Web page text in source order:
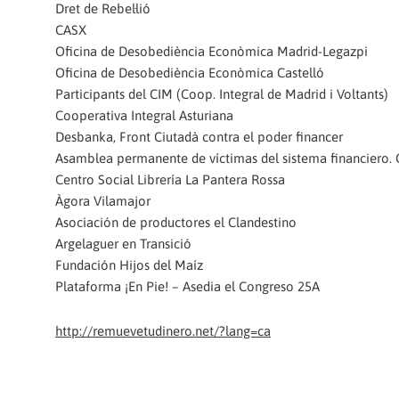
Dret de Rebel·lió
CASX
Oficina de Desobediència Econòmica Madrid-Legazpi
Oficina de Desobediència Econòmica Castelló
Participants del CIM (Coop. Integral de Madrid i Voltants)
Cooperativa Integral Asturiana
Desbanka, Front Ciutadà contra el poder financer
Asamblea permanente de víctimas del sistema financiero.
Centro Social Librería La Pantera Rossa
Àgora Vilamajor
Asociación de productores el Clandestino
Argelaguer en Transició
Fundación Hijos del Maíz
Plataforma ¡En Pie! – Asedia el Congreso 25A
http://remuevetudinero.net/?lang=ca